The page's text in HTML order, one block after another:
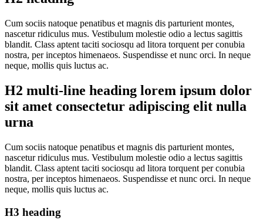
Cum sociis natoque penatibus et magnis dis parturient montes,
nascetur ridiculus mus. Vestibulum molestie odio a lectus sagittis
blandit. Class aptent taciti sociosqu ad litora torquent per conubia
nostra, per inceptos himenaeos. Suspendisse et nunc orci. In neque
neque, mollis quis luctus ac.
H2 multi-line heading lorem ipsum dolor
sit amet consectetur adipiscing elit nulla
urna
Cum sociis natoque penatibus et magnis dis parturient montes,
nascetur ridiculus mus. Vestibulum molestie odio a lectus sagittis
blandit. Class aptent taciti sociosqu ad litora torquent per conubia
nostra, per inceptos himenaeos. Suspendisse et nunc orci. In neque
neque, mollis quis luctus ac.
H3 heading